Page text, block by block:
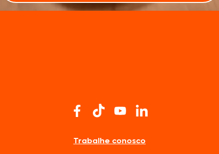
Trabalhe conosco